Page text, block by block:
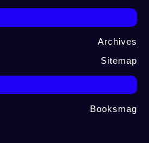
Archives
Sitemap
Booksmag